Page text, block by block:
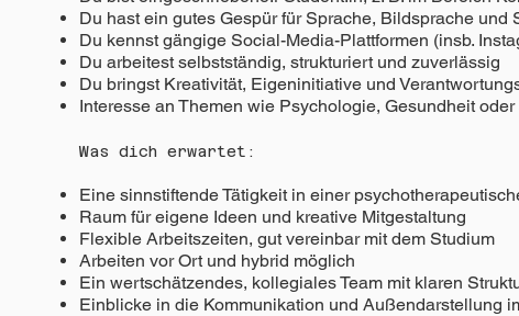
Du hast ein gutes Gespür für Sprache, Bildsprache und
Du kennst gängige Social-Media-Plattformen (insb.
Du arbeitest selbstständig, strukturiert und zuverlässig
Du bringst Kreativität, Eigeninitiative und
Interesse an Themen wie Psychologie, Gesundheit
Was dich erwartet:
Eine sinnstiftende Tätigkeit in einer
Raum für eigene Ideen und kreative Mitgestaltung
Flexible Arbeitszeiten, gut vereinbar mit dem Studium
Arbeiten vor Ort und hybrid möglich
Ein wertschätzendes, kollegiales Team mit klaren
Einblicke in die Kommunikation und Außendarstellung